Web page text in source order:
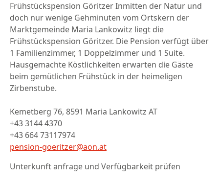
Frühstückspension Göritzer Inmitten der Natur und
doch nur wenige Gehminuten vom Ortskern der
Marktgemeinde Maria Lankowitz liegt die
Frühstückspension Göritzer. Die Pension verfügt über
1 Familienzimmer, 1 Doppelzimmer und 1 Suite.
Hausgemachte Köstlichkeiten erwarten die Gäste
beim gemütlichen Frühstück in der heimeligen
Zirbenstube.
Kemetberg 76, 8591 Maria Lankowitz AT
+43 3144 4370
+43 664 73117974
pension-goeritzer@aon.at
Unterkunft anfrage und Verfügbarkeit prüfen